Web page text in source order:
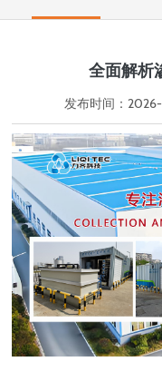
全面解析
发布时间：